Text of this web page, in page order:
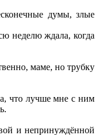
думы, злые
неделю ждала, когда
маме, но трубку
что лучше мне с ним
и непринуждённой